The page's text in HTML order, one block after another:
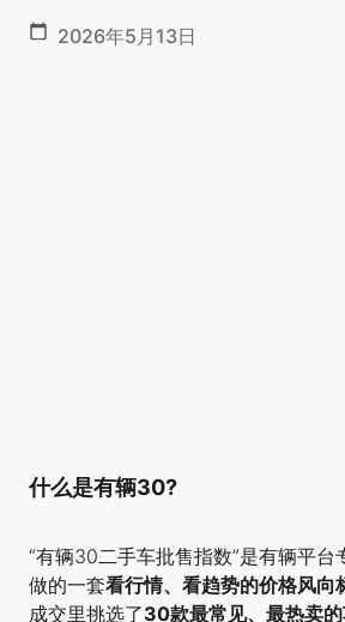
2026年5月13日
什么是有辆30?
“有辆30二手车批售指数”是有辆平台
做的一套看行情、看趋势的价格风向
成交里挑选了30款最常见、最热卖